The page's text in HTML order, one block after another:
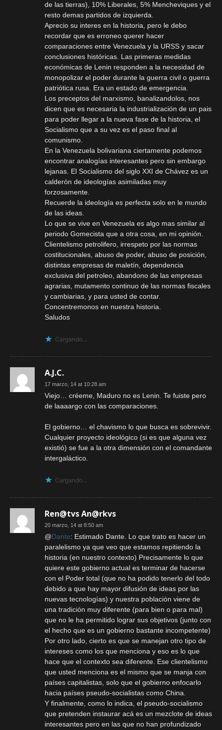
de las tierras), 10% Liberales, 5% Mencheviques y el
resto demas partidos de izquierda.
Aprecio su interes en la historia, pero le debo
recordar que es erroneo querer hacer
comparaciones entre Venezuela y la URSS y sacar
conclusiones históricas. Las primeras medidas
económicas de Lenin responden a la necesidad de
monopolizar el poder durante la guerra civil o guerra
patriótica rusa. Era un estado de emergencia.
Los preceptos del marxismo, banalizandolos, nos
dicen que es necesaria la industrialización de un pais
para poder llegar a la nueva fase de la historia, el
Socialismo que a su vez es el paso final al
comunismo.
En la Venezuela bolivariana ciertamente podemos
encontrar analogías interesantes pero sin embargo
lejanas. El Socialismo del siglo XXI de Chávez es un
calderón de ideologías asimiladas muy
forzosamente.
Recuerde la ideología es perfecta solo en le mundo
de las ideas.
Lo que se vive en Venezuela es algo mas similar al
periodo Gomecista que a otra cosa, en mi opinión.
Clientelismo petrolifero, irrespeto por las normas
costitucionales, abuso de poder, abuso de posición,
distintas empresas de maletín, dependencia
exclusiva del petroleo, abandono de las empresas
agrarias, mutamento continuo de las normas fiscales
y cambiarias, y para usted de contar.
Concentremonos en nuestra historia.
Saludos
Cargando...
A.J.C.
17 marzo, 14 at 10:28 am
Viejo… créeme, Maduro no es Lenin. Te fuiste pero
de laaaargo con las comparaciones.
El gobierno… el chavismo lo que busca es sobrevivir.
Cualquier proyecto ideológico (si es que alguna vez
existió) se fue a la otra dimensión con el comandante
intergaláctico.
Cargando...
Ren@tvs An@rkvs
20 marzo, 14 at 8:50 am
@Dante: Estimado Dante. Lo que trato es hacer un
paralelismo ya que veo que estamos repitiendo la
historia (en nuestro contexto) Precisamente lo que
quiere este gobierno actual es terminar de hacerse
con el Poder total (que no ha podido tenerlo del todo
debido a que hay mayor difusión de ideas por las
nuevas tecnologías) y nuestra población viene de
una tradición muy diferente (para bien o para mal)
que no le ha permitido lograr sus objetivos (junto con
el hecho que es un gobierno bastante incompetente)
Por otro lado, cierto es que se manejan otro tipo de
intereses como los que menciona y eso es lo que
hace que el contexto sea diferente. Ese clientelismo
que usted menciona es el mismo que se manja con
países capitalistas, solo que el gobierno enfocarlo
hacia países pseudo-socialistas como China.
Y finalmente, como lo indica, el pseudo-socialismo
que pretenden instaurar acá es un mezclote de ideas
interesantes pero en las que no han profundizado